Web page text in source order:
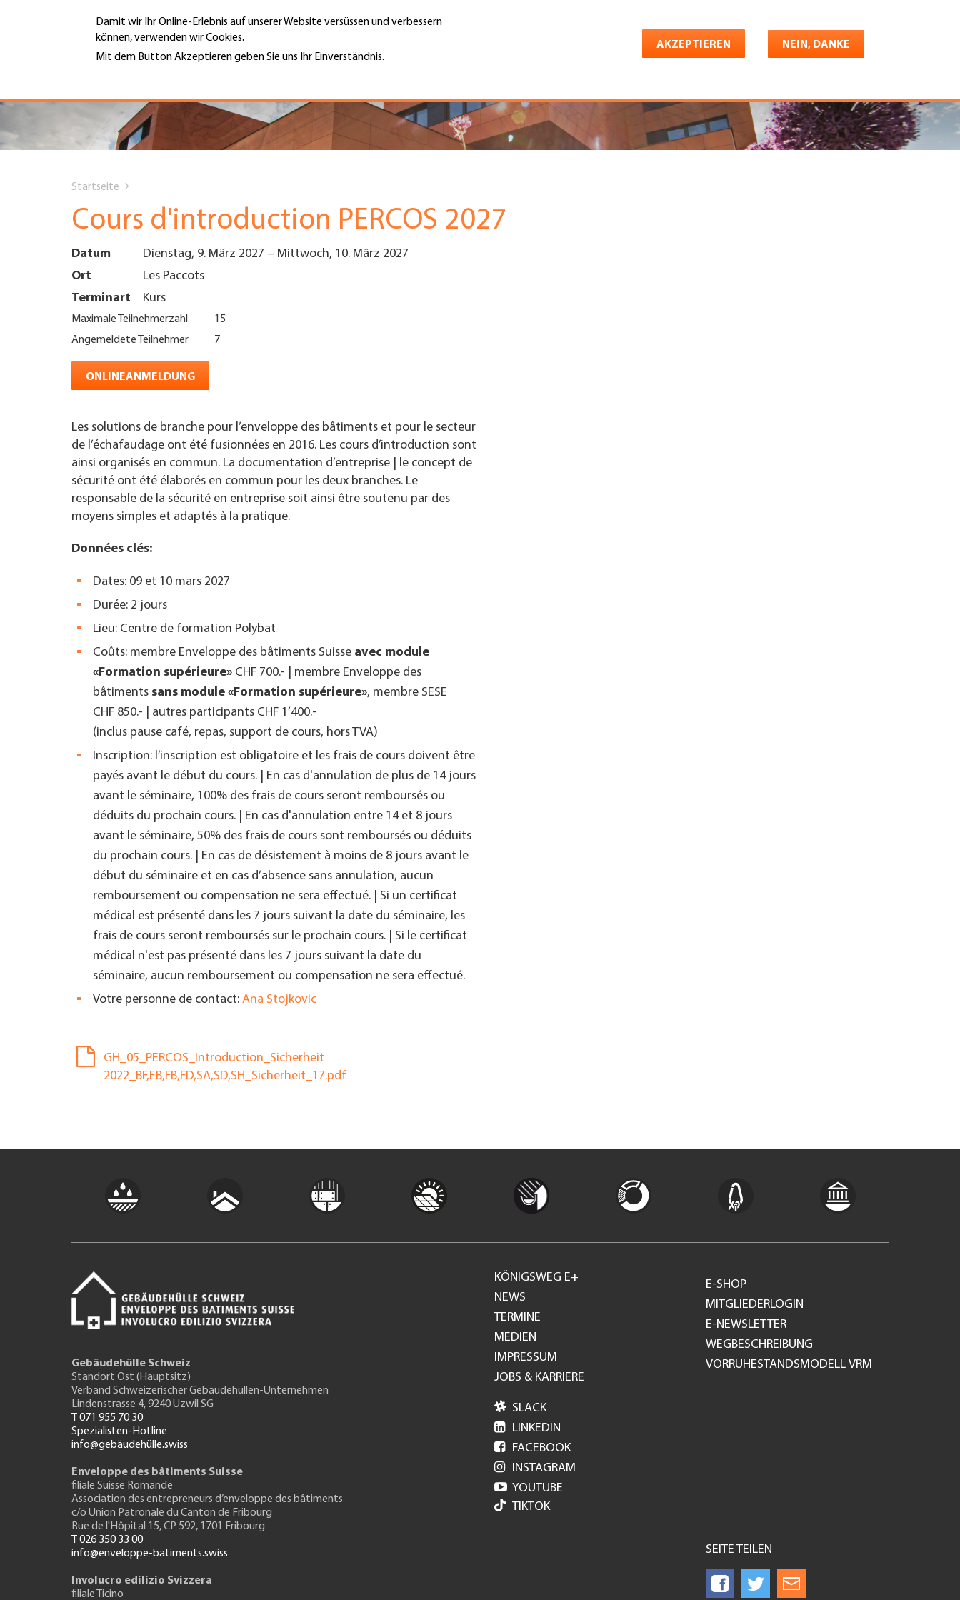
Damit wir Ihr Online-Erlebnis auf unserer Website versüssen und verbessern
können, verwenden wir Cookies.
Mit dem Button Akzeptieren geben Sie uns Ihr Einverständnis.
AKZEPTIEREN NEIN, DANKE
Hauptnavigation
PORTRÄT
DIENSTLEISTUNGEN
UNTERNEHMEN FINDEN
MENÜ
Top
Menu
Jobs & Karriere Shop Konto Deutsch
are
here
Startseite
Cours d'introduction PERCOS 2027
Datum Dienstag, 9. März 2027 – Mittwoch, 10. März 2027
Ort
Les Paccots
Terminart
Kurs
Maximale Teilnehmerzahl
15
Angemeldete Teilnehmer
7
ONLINEANMELDUNG
Les solutions de branche pour l’enveloppe des bâtiments et pour le secteur
de l’échafaudage ont été fusionnées en 2016. Les cours d’introduction sont
ainsi organisés en commun. La documentation d’entreprise | le concept de
sécurité ont été élaborés en commun pour les deux branches. Le
responsable de la sécurité en entreprise soit ainsi être soutenu par des
moyens simples et adaptés à la pratique.
Données clés:
Dates: 09 et 10 mars 2027
Durée: 2 jours
Lieu: Centre de formation Polybat
Coûts: membre Enveloppe des bâtiments Suisse avec module
«Formation supérieure» CHF 700.- | membre Enveloppe des
bâtiments sans module «Formation supérieure», membre SESE
CHF 850.- |
autres participants CHF 1’400.-
(inclus pause café, repas, support de cours, hors TVA)
Inscription: l’inscription est obligatoire et les frais de cours doivent être
payés avant le début du cours. | En cas d'annulation de plus de 14 jours
avant le séminaire, 100% des frais de cours seront remboursés ou
déduits du prochain cours. | En cas d'annulation entre 14 et 8 jours
avant le séminaire, 50% des frais de cours sont remboursés ou déduits
du prochain cours. | En cas de désistement à moins de 8 jours avant le
début du séminaire et en cas d’absence sans annulation, aucun
remboursement ou compensation ne sera effectué. | Si un certificat
médical est présenté dans les 7 jours suivant la date du séminaire, les
frais de cours seront remboursés sur le prochain cours. | Si le certificat
médical n'est pas présenté dans les 7 jours suivant la date du
séminaire, aucun remboursement ou compensation ne sera effectué.
Votre personne de contact: Ana Stojkovic
GH_05_PERCOS_Introduction_Sicherheit
2022_BF,EB,FB,FD,SA,SD,SH_Sicherheit_17.pdf
Gebäudehülle Schweiz
Standort Ost (Hauptsitz)
Verband Schweizerischer Gebäudehüllen-Unternehmen
Lindenstrasse 4, 9240 Uzwil SG
T 071 955 70 30
Spezialisten-Hotline
info@gebäudehülle.swiss
Enveloppe des bâtiments Suisse
filiale Suisse Romande
Association des entrepreneurs d’enveloppe des bâtiments
c/o Union Patronale du Canton de Fribourg
Rue de l'Hôpital 15, CP 592, 1701 Fribourg
T 026 350 33 00
info@enveloppe-batiments.swiss
Involucro edilizio Svizzera
filiale Ticino
Footer
GH
KÖNIGSWEG E+
NEWS
TERMINE
MEDIEN
IMPRESSUM
JOBS & KARRIERE
E-SHOP
MITGLIEDERLOGIN
E-NEWSLETTER
WEGBESCHREIBUNG
VORRUHESTANDSMODELL VRM
 SLACK
 LINKEDIN
 FACEBOOK
 INSTAGRAM
 YOUTUBE
TIKTOK
SEITE TEILEN